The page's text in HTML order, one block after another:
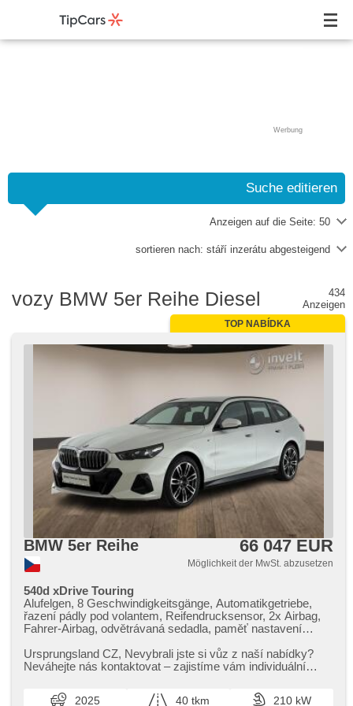
Werbung
Suche editieren
Anzeigen auf die Seite: 50
sortieren nach: stáří inzerátu abgesteigend
vozy BMW 5er Reihe Diesel
434
Anzeigen
TOP NABÍDKA
BMW 5er Reihe 66 047 EUR
Möglichkeit der MwSt. abzusetzen
540d xDrive Touring
Alufelgen, 8 Geschwindigkeitsgänge, Automatikgetriebe,
řazení pádly pod volantem, Reifendrucksensor, 2x Airbag,
Fahrer-Airbag, odvětrávaná sedadla, paměť nastavení
höheneinstellbare Sitze, roletky na zadních oknech,
beheizte Sitze, vyhřívaná zadní sedadla, Klimaautomatik, 4-
automatické přepínání dálkových světel, Lichtsensor, Heck
Ursprungsland CZ,​ Nevybrali jste si vůz z naší nabídky?
Neváhejte nás kontaktovat – zajistíme vám individuální
2025 40 tkm
210 kW